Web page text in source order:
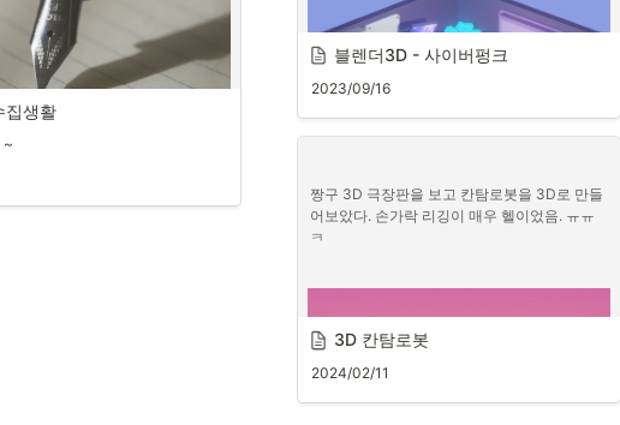
: yes24
집생활
~
블렌더3D - 사이버펑크
2023/09/16
짱구 3D 극장판을 보고 칸탐로봇을 3D로 만들
어보았다. 손가락 리깅이 매우 헬이었음. ㅠㅠ
ㅋ
3D 칸탐로봇
2024/02/11